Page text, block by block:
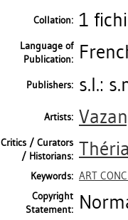
Collation: 1
Language of
Publication:
Publishers: s.l.:
Artists:
Critics / Curators
/ Historians:
Keywords: ART
Copyright
Statement: